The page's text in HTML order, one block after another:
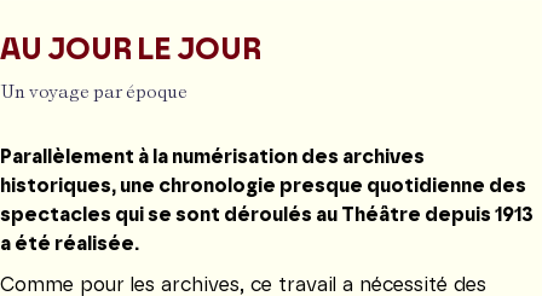
AU JOUR LE JOUR
Un voyage par époque
Parallèlement à la numérisation des archives
historiques, une chronologie presque quotidienne des
spectacles qui se sont déroulés au Théâtre depuis 1913
a été réalisée.
Comme pour les archives, ce travail a nécessité des